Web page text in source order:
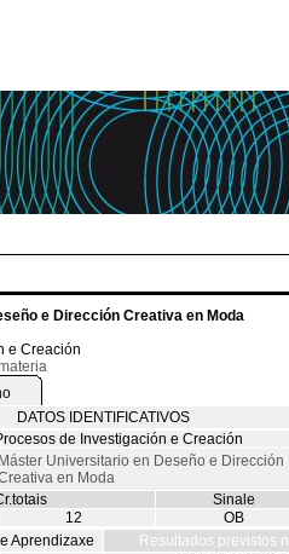
e Dirección Creativa en Moda
e Creación
DATOS IDENTIFICATIVOS
de Investigación e Creación
Máster Universitario en Deseño e Dirección
en Moda
Sinale
12
OB
Aprendizaxe
Resultados previstos